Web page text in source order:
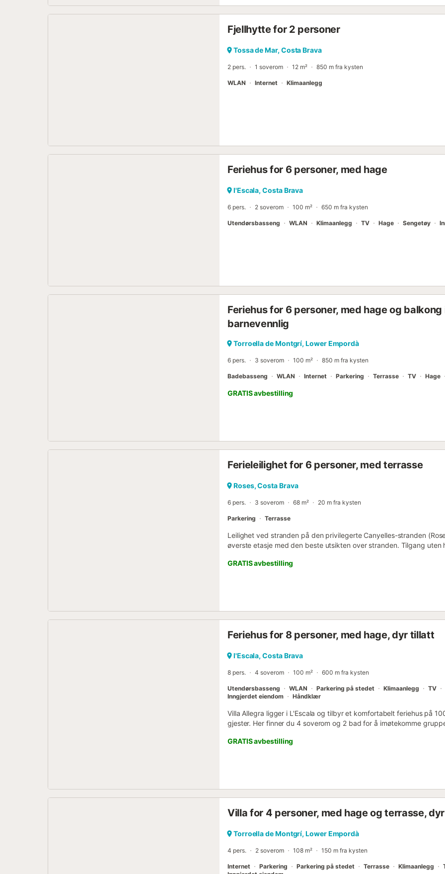
Fjellhytte for 2 personer
Tossa de Mar, Costa Brava
2 pers. 1 soverom 12 m² 850 m fra kysten
WLAN Internet Klimaanlegg
Feriehus for 6 personer, med hage
l'Escala, Costa Brava
6 pers. 2 soverom 100 m² 650 m fra kysten
Utendørsbasseng WLAN Klimaanlegg TV Hage Sengetøy
Feriehus for 6 personer, med hage og
barnevennlig
Torroella de Montgrí, Lower Empordà
6 pers. 3 soverom 100 m² 850 m fra kysten
Badebasseng WLAN Internet Parkering Terrasse TV Hage
GRATIS avbestilling
Ferieleilighet for 6 personer, med terrasse
Roses, Costa Brava
6 pers. 3 soverom 68 m² 20 m fra kysten
Parkering Terrasse
Leilighet ved stranden på den privilegerte Canyelles-stranden
øverste etasje med den beste utsikten over stranden. Tilgang uten
terrassen med grill, bad med badekar og et fullt utstyrt kjøkken
kjøl/fryseskap, oppvaskmaskin, vaskemaskin, servise, bestikk,
Det er TV med katalanske, spanske og franske kanaler. Privat,
GRATIS avbestilling
Feriehus for 8 personer, med hage, dyr tillatt
l'Escala, Costa Brava
8 pers. 4 soverom 100 m² 600 m fra kysten
Utendørsbasseng WLAN Parkering på stedet Klimaanlegg TV
Inngjerdet eiendom
Håndklær
Villa Allegra ligger i L'Escala og tilbyr et komfortabelt feriehus på
gjester. Her finner du 4 soverom og 2 bad for å imøtekomme
og vaskemaskin for din bekvemmelighet. Familier som reiser med
barneseng og barnestol. Gå utenfor for å nyte din private hage og
Parkeringsmuligheter inkluderer 1 delt parkeringsplass på stedet
utmerket valg for strandelskere som søker en praktisk kystferie....
GRATIS avbestilling
Villa for 4 personer, med hage og terrasse,
Torroella de Montgrí, Lower Empordà
4 pers. 2 soverom 108 m² 150 m fra kysten
Internet Parkering Parkering på stedet Terrasse Klimaanlegg